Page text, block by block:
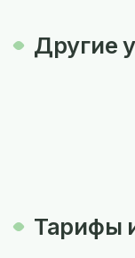
Другие
Тарифы